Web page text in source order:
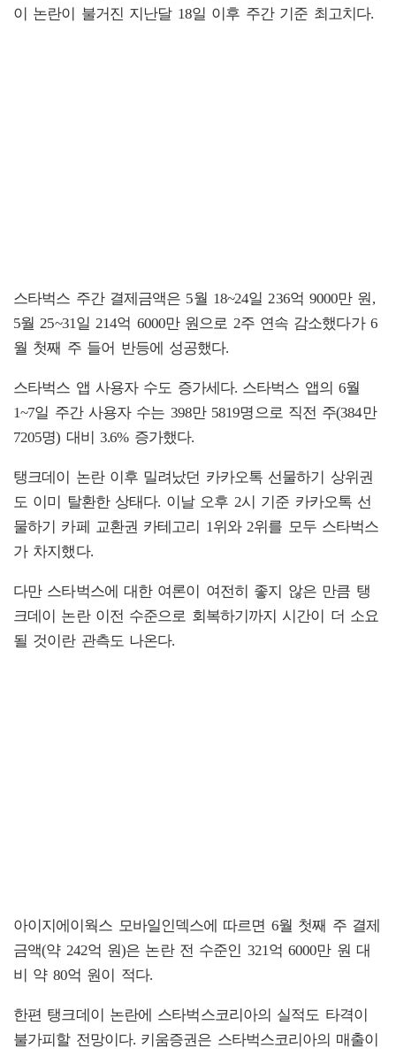
이 논란이 불거진 지난달 18일 이후 주간 기준 최고치다.
스타벅스 주간 결제금액은 5월 18~24일 236억 9000만 원,
5월 25~31일 214억 6000만 원으로 2주 연속 감소했다가 6
월 첫째 주 들어 반등에 성공했다.
스타벅스 앱 사용자 수도 증가세다. 스타벅스 앱의 6월
1~7일 주간 사용자 수는 398만 5819명으로 직전 주(384만
7205명) 대비 3.6% 증가했다.
탱크데이 논란 이후 밀려났던 카카오톡 선물하기 상위권
도 이미 탈환한 상태다. 이날 오후 2시 기준 카카오톡 선
물하기 카페 교환권 카테고리 1위와 2위를 모두 스타벅스
가 차지했다.
다만 스타벅스에 대한 여론이 여전히 좋지 않은 만큼 탱
크데이 논란 이전 수준으로 회복하기까지 시간이 더 소요
될 것이란 관측도 나온다.
아이지에이웍스 모바일인덱스에 따르면 6월 첫째 주 결제
금액(약 242억 원)은 논란 전 수준인 321억 6000만 원 대
비 약 80억 원이 적다.
한편 탱크데이 논란에 스타벅스코리아의 실적도 타격이
불가피할 전망이다. 키움증권은 스타벅스코리아의 매출이